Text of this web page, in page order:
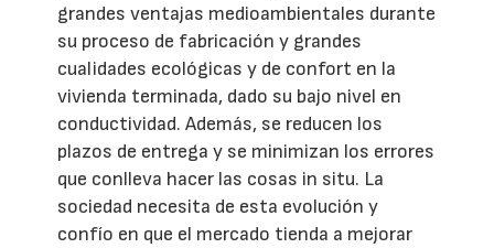
grandes ventajas medioambientales durante
su proceso de fabricación y grandes
cualidades ecológicas y de confort en la
vivienda terminada, dado su bajo nivel en
conductividad. Además, se reducen los
plazos de entrega y se minimizan los errores
que conlleva hacer las cosas in situ. La
sociedad necesita de esta evolución y
confío en que el mercado tienda a mejorar